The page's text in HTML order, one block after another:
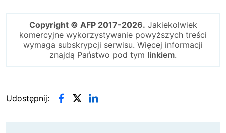
Copyright © AFP 2017-2026. Jakiekolwiek
komercyjne wykorzystywanie powyższych treści
wymaga subskrypcji serwisu. Więcej informacji
znajdą Państwo pod tym linkiem.
Udostępnij: